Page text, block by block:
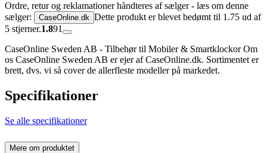
Ordre, retur og reklamationer håndteres af sælger - læs om denne
sælger:
CaseOnline.dk Dette produkt er blevet bedømt til 1.75 ud af
5 stjerner.1.891
CaseOnline Sweden AB - Tilbehør til Mobiler & Smartklockor Om
os CaseOnline Sweden AB er ejer af CaseOnline.dk. Sortimentet er
brett, dvs. vi så cover de allerfleste modeller på markedet.
Specifikationer
Se alle specifikationer
Mere om produktet